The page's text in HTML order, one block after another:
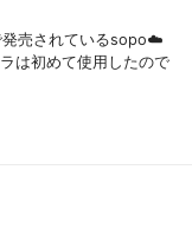
売されているsopo☁️
は初めて使用したので